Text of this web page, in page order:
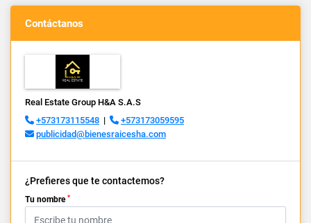
Contáctanos
Real Estate Group H&A S.A.S
+573173115548 |
+573173059595
publicidad@bienesraicesha.com
¿Prefieres que te contactemos?
Tu nombre *